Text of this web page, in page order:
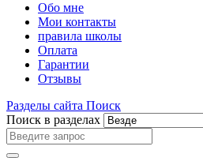
Обо мне
Мои контакты
правила школы
Оплата
Гарантии
Отзывы
Разделы сайта Поиск
Поиск в разделах